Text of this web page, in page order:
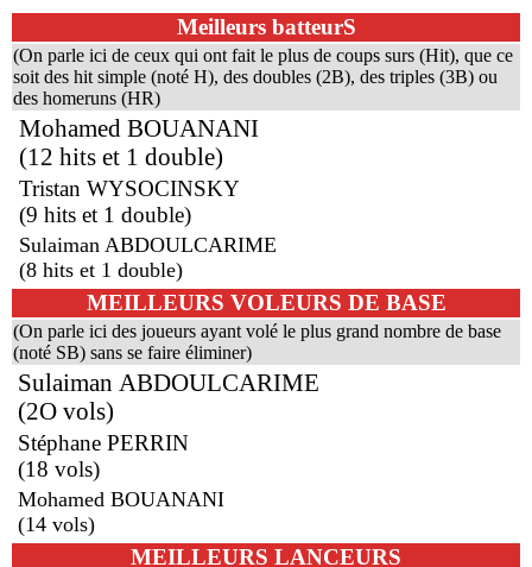
Meilleurs batteurS
(On parle ici de ceux qui ont fait le plus de coups surs (Hit), que ce
soit des hit simple (noté H), des doubles (2B), des triples (3B) ou
des homeruns (HR)
Mohamed BOUANANI
(12 hits et 1 double)
Tristan WYSOCINSKY
(9 hits et 1 double)
Sulaiman ABDOULCARIME
(8 hits et 1 double)
MEILLEURS VOLEURS DE BASE
(On parle ici des joueurs ayant volé le plus grand nombre de base
(noté SB) sans se faire éliminer)
Sulaiman ABDOULCARIME
(2O vols)
Stéphane PERRIN
(18 vols)
Mohamed BOUANANI
(14 vols)
MEILLEURS LANCEURS